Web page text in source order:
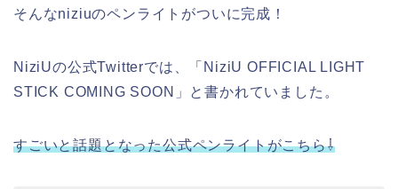
そんなniziuのペンライトがついに完成！
NiziUの公式Twitterでは、「NiziU OFFICIAL LIGHT
STICK COMING SOON」と書かれていました。
すごいと話題となった公式ペンライトがこちら⇩